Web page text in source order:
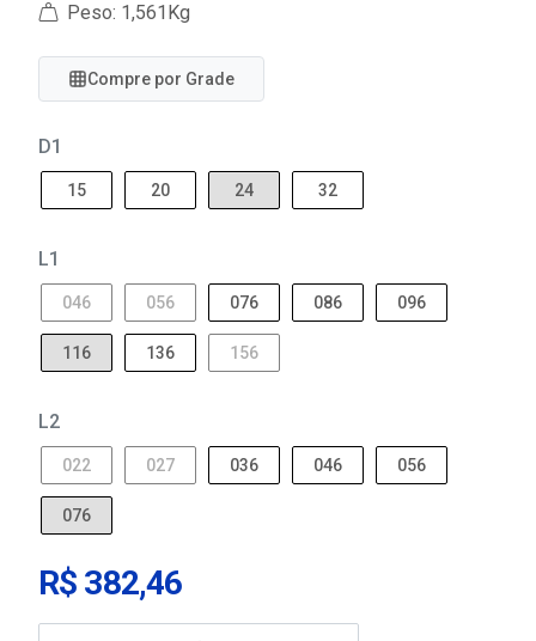
Peso: 1,561Kg
Compre por Grade
D1
15 20 24 32
L1
046 056 076 086 096
116 136 156
L2
022 027 036 046 056
076
R$ 382,46